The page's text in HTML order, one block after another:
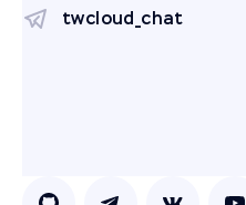
twcloud_chat